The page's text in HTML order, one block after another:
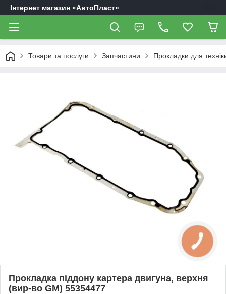
Інтернет магазин «АвтоПласт»
Товари та послуги Запчастини Прокладки для
Прокладка піддону картера двигуна, верхня
(вир-во GM) 55354477